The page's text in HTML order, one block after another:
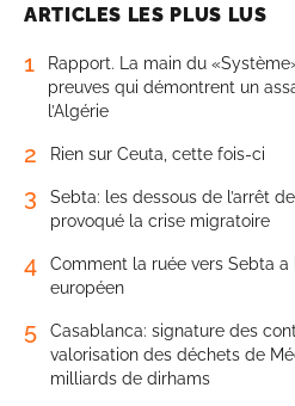
ARTICLES LES PLUS LUS
1
Rapport. La main du
preuves qui démontrent un
l’Algérie
2 Rien sur Ceuta, cette fois-ci
3
Sebta: les dessous de l’arrêt
provoqué la crise migratoire
4
Comment la ruée vers Sebta a
européen
5
Casablanca: signature des
valorisation des déchets de
milliards de dirhams